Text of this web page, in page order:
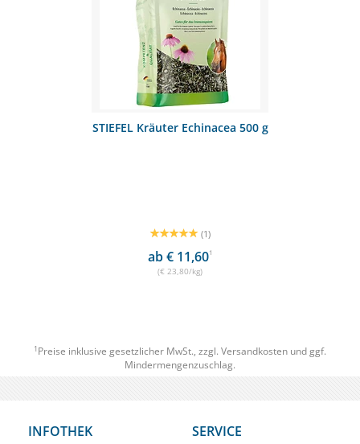
STIEFEL Kräuter Echinacea 500 g
(1)
ab € 11,601
(€ 23,80/kg)
1 Preise inklusive gesetzlicher MwSt., zzgl. Versandkosten und ggf.
Mindermengenzuschlag.
INFOTHEK SERVICE